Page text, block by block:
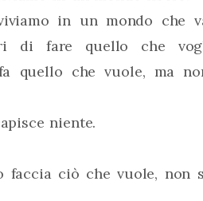
in un mondo che
di fare quello che
quello che vuole, ma
niente.
faccia ciò che vuole, non